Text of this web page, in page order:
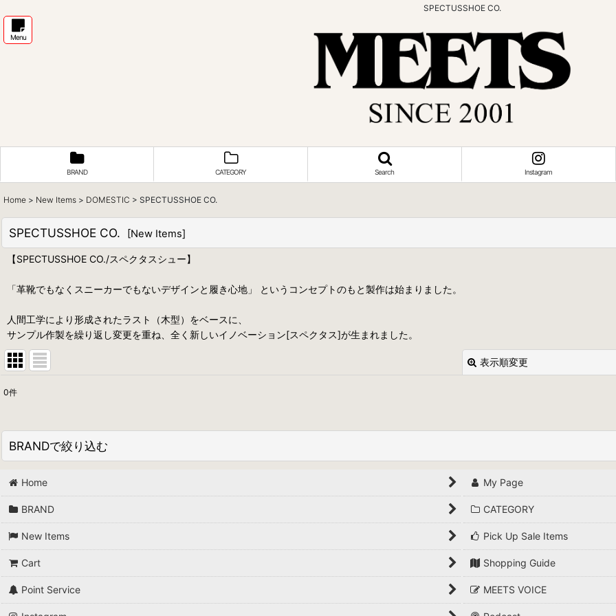
SPECTUSSHOE CO.
Menu
BRAND CATEGORY Search Instagram
Home > New Items > DOMESTIC > SPECTUSSHOE CO.
SPECTUSSHOE CO. [New Items]
【SPECTUSSHOE CO./スペクタスシュー】
「革靴でもなくスニーカーでもないデザインと履き心地」 というコンセプトのもと製作は始まりました。
人間工学により形成されたラスト（木型）をベースに、
サンプル作製を繰り返し変更を重ね、全く新しいイノベーション[スペクタス]が生まれました。
表示順変更
並び順:
絞り込む
0件
BRANDで絞り込む
DOMESTIC (ALL)
*A VONTADE
and wander
AZUMA
Home My Page
BRAND CATEGORY
New Items Pick Up Sale Items
Cart Shopping Guide
Point Service MEETS VOICE